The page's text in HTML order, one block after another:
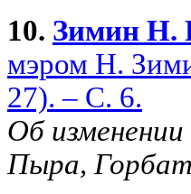
10. Зимин Н.
мэром Н.
27). – С. 6.
Об
Пыра,